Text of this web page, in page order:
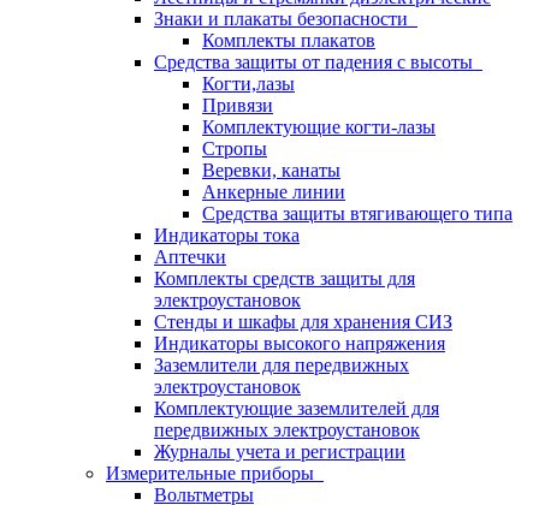
Знаки и плакаты безопасности
Комплекты плакатов
Средства защиты от падения с высоты
Когти,лазы
Привязи
Комплектующие когти-лазы
Стропы
Веревки, канаты
Анкерные линии
Средства защиты втягивающего типа
Индикаторы тока
Аптечки
Комплекты средств защиты для
электроустановок
Стенды и шкафы для хранения СИЗ
Индикаторы высокого напряжения
Заземлители для передвижных
электроустановок
Комплектующие заземлителей для
передвижных электроустановок
Журналы учета и регистрации
Измерительные приборы
Вольтметры